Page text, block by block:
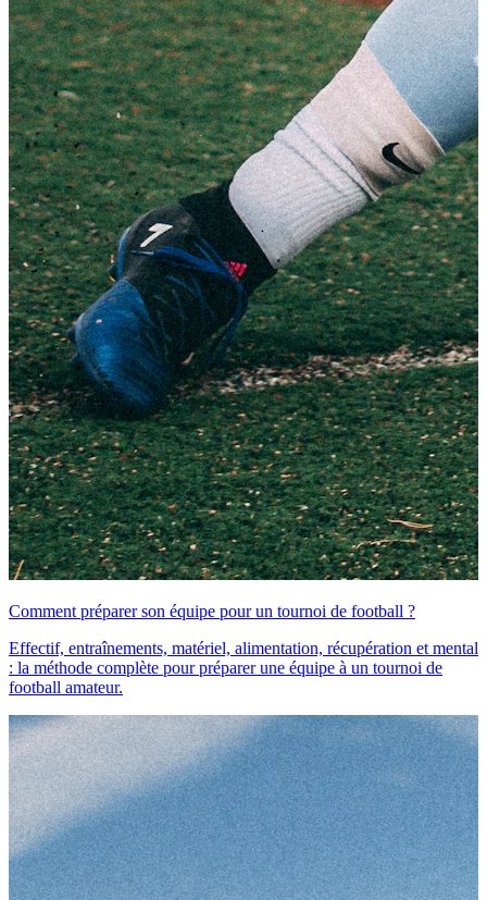
Comment préparer son équipe pour un tournoi de football ?
Effectif, entraînements, matériel, alimentation, récupération et mental
: la méthode complète pour préparer une équipe à un tournoi de
football amateur.